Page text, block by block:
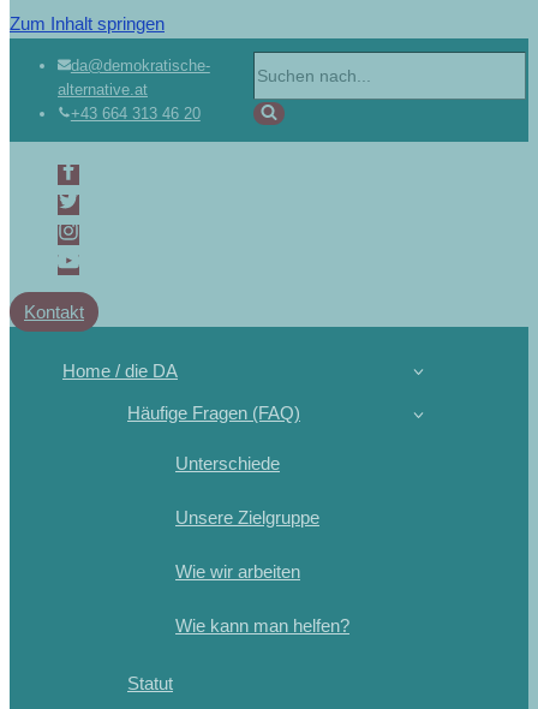
Zum Inhalt springen
da@demokratische-
alternative.at
+43 664 313 46 20
Suchen
nach …
Kontakt
Home / die DA
Häufige Fragen (FAQ)
Unterschiede
Unsere Zielgruppe
Wie wir arbeiten
Wie kann man helfen?
Statut